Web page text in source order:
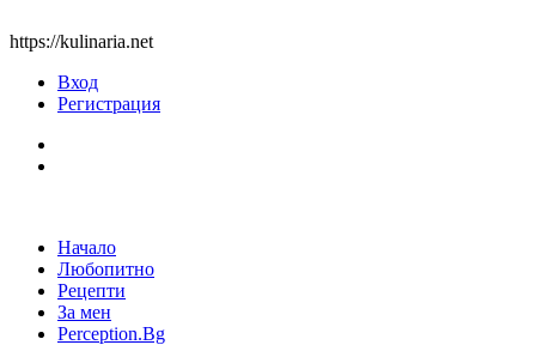
https://kulinaria.net
Вход
Регистрация
Начало
Любопитно
Рецепти
За мен
Perception.Bg